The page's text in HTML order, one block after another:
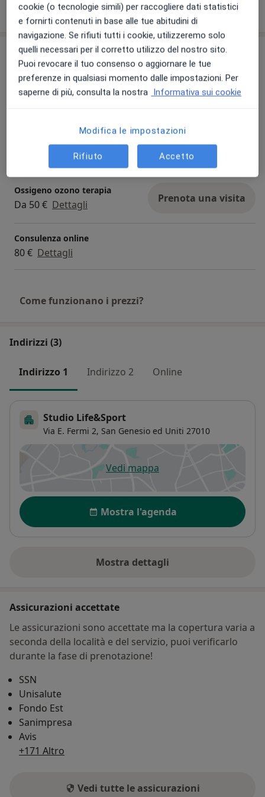
Mostra dettagli
sull'esperienza
Prestazioni e prezzi
GAET (Autoemoterapia con
ozono)
Da 115 € Dettagli
Prenota una visita
Infiltrazione di ossigeno e
Dettagli
Prenota una visita
Ossigeno ozono terapia
Da 50 € Dettagli Prenota una visita
Consulenza online
80 € Dettagli
Come funzionano i prezzi?
Indirizzi (3)
Indirizzo 1 Indirizzo 2 Online
Studio Life&Sport
Via E. Fermi 2, San Genesio ed Uniti 27010
Vedi mappasi apre in una nuova scheda
Disponibilità
Mostra l'agenda
Mostra dettagli
sull'indirizzo
Assicurazioni accettate
Le assicurazioni sono accettate ma la copertura varia a
seconda della località e del servizio, puoi verificarlo
durante la fase di prenotazione!
SSN
Unisalute
Fondo Est
Sanimpresa
Avis
+171 Altro
Vedi tutte le assicurazioni
cookie (o tecnologie simili) per raccogliere dati statistici
e fornirti contenuti in base alle tue abitudini di
navigazione. Se rifiuti tutti i cookie, utilizzeremo solo
quelli necessari per il corretto utilizzo del nostro sito.
Puoi revocare il tuo consenso o aggiornare le tue
preferenze in qualsiasi momento dalle impostazioni. Per
saperne di più, consulta la nostra Informativa sui cookie
Modifica le impostazioni
Rifiuto Accetto